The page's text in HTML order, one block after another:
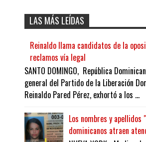
LAS MÁS LEÍDAS
Reinaldo llama candidatos de la
reclamos vía legal
SANTO DOMINGO, República
general del Partido de la Liberación
Reinaldo Pared Pérez, exhortó a los ...
Los nombres y apellidos
dominicanos atraen